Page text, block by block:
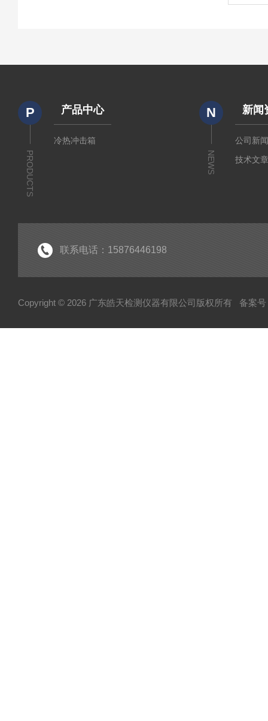
P
PRODUCTS
产品中心
冷热冲击箱
N
NEWS
新闻
公司新
技术文
联系电话：15876446198
Copyright © 2026 广东皓天检测仪器有限公司版权所有 备案号